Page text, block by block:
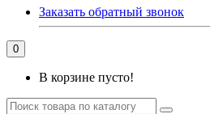
Заказать обратный звонок
0
В корзине пусто!